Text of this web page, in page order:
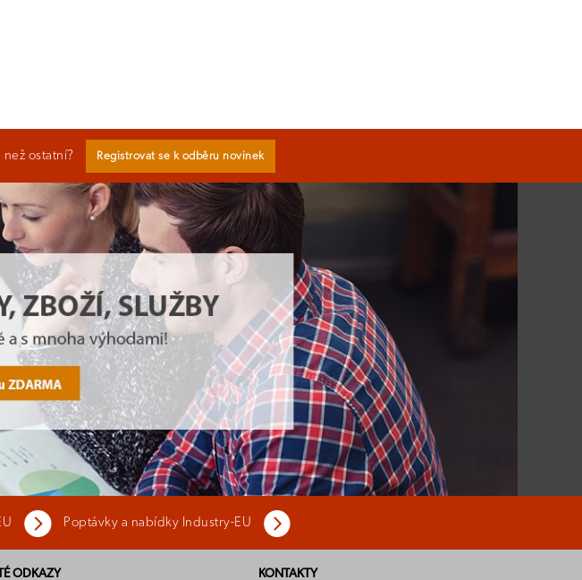
ostatní? Registrovat se k odběru novinek
Poptávky a nabídky Industry-EU
ODKAZY KONTAKTY